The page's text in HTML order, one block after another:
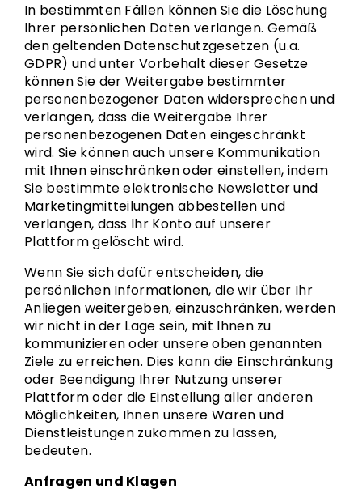
In bestimmten Fällen können Sie die Löschung
Ihrer persönlichen Daten verlangen. Gemäß
den geltenden Datenschutzgesetzen (u.a.
GDPR) und unter Vorbehalt dieser Gesetze
können Sie der Weitergabe bestimmter
personenbezogener Daten widersprechen und
verlangen, dass die Weitergabe Ihrer
personenbezogenen Daten eingeschränkt
wird. Sie können auch unsere Kommunikation
mit Ihnen einschränken oder einstellen, indem
Sie bestimmte elektronische Newsletter und
Marketingmitteilungen abbestellen und
verlangen, dass Ihr Konto auf unserer
Plattform gelöscht wird.
Wenn Sie sich dafür entscheiden, die
persönlichen Informationen, die wir über Ihr
Anliegen weitergeben, einzuschränken, werden
wir nicht in der Lage sein, mit Ihnen zu
kommunizieren oder unsere oben genannten
Ziele zu erreichen. Dies kann die Einschränkung
oder Beendigung Ihrer Nutzung unserer
Plattform oder die Einstellung aller anderen
Möglichkeiten, Ihnen unsere Waren und
Dienstleistungen zukommen zu lassen,
bedeuten.
Anfragen und Klagen